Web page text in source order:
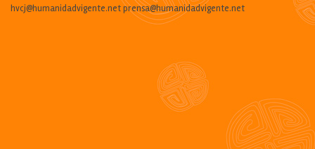
hvcj@humanidadvigente.net prensa@humanidadvigente.net